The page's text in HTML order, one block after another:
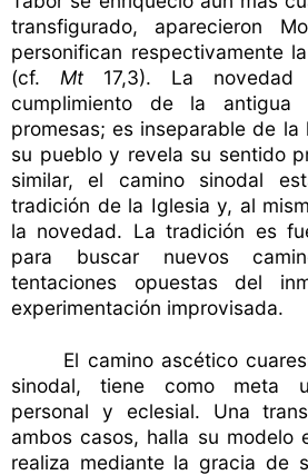
transfigurado, aparecieron
personifican respectivamente
(cf. Mt 17,3). La
cumplimiento de la
promesas; es inseparable de la
su pueblo y revela su sentido
similar, el camino sinodal
tradición de la Iglesia y, al
la novedad. La tradición es
para buscar nuevos
tentaciones opuestas del
experimentación improvisada.
El camino ascético
sinodal, tiene como meta
personal y eclesial. Una
ambos casos, halla su modelo
realiza mediante la gracia de